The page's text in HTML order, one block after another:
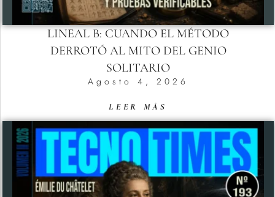
LINEAL B: CUANDO EL MÉTODO
DERROTÓ AL MITO DEL GENIO
SOLITARIO
Agosto 4, 2026
LEER MÁS